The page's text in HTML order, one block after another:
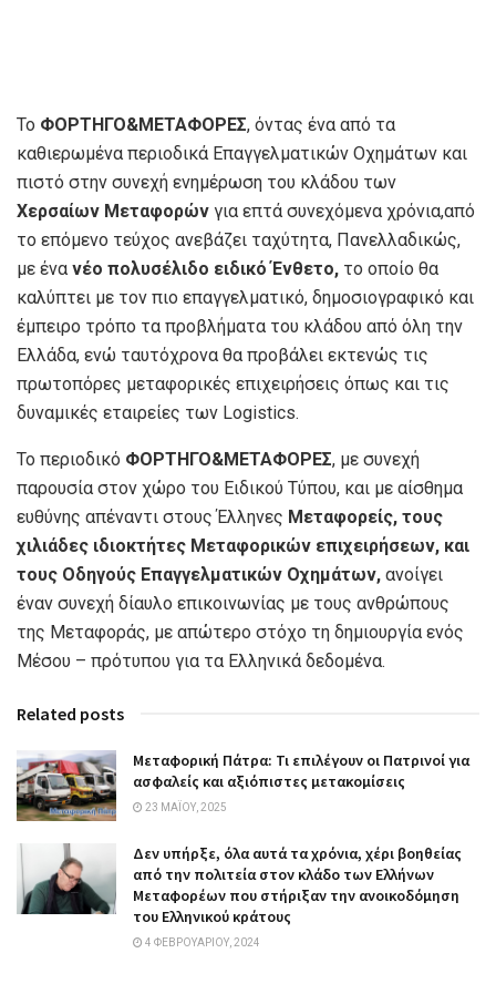
Το ΦΟΡΤΗΓΟ&ΜΕΤΑΦΟΡΕΣ, όντας ένα από τα
καθιερωμένα περιοδικά Επαγγελματικών Οχημάτων και
πιστό στην συνεχή ενημέρωση του κλάδου των
Χερσαίων Μεταφορών για επτά συνεχόμενα χρόνια,από
το επόμενο τεύχος ανεβάζει ταχύτητα, Πανελλαδικώς,
με ένα νέο πολυσέλιδο ειδικό Ένθετο, το οποίο θα
καλύπτει με τον πιο επαγγελματικό, δημοσιογραφικό και
έμπειρο τρόπο τα προβλήματα του κλάδου από όλη την
Ελλάδα, ενώ ταυτόχρονα θα προβάλει εκτενώς τις
πρωτοπόρες μεταφορικές επιχειρήσεις όπως και τις
δυναμικές εταιρείες των Logistics.
Το περιοδικό ΦΟΡΤΗΓΟ&ΜΕΤΑΦΟΡΕΣ, με συνεχή
παρουσία στον χώρο του Ειδικού Τύπου, και με αίσθημα
ευθύνης απέναντι στους Έλληνες Μεταφορείς, τους
χιλιάδες ιδιοκτήτες Μεταφορικών επιχειρήσεων, και
τους Οδηγούς Επαγγελματικών Οχημάτων, ανοίγει
έναν συνεχή δίαυλο επικοινωνίας με τους ανθρώπους
της Μεταφοράς, με απώτερο στόχο τη δημιουργία ενός
Μέσου – πρότυπου για τα Ελληνικά δεδομένα.
Related posts
Μεταφορική Πάτρα: Τι επιλέγουν οι Πατρινοί για
ασφαλείς και αξιόπιστες μετακομίσεις
23 ΜΑΪ́ΟΥ, 2025
Δεν υπήρξε, όλα αυτά τα χρόνια, χέρι βοηθείας
από την πολιτεία στον κλάδο των Ελλήνων
Μεταφορέων που στήριξαν την ανοικοδόμηση
του Ελληνικού κράτους
4 ΦΕΒΡΟΥΑΡΊΟΥ, 2024